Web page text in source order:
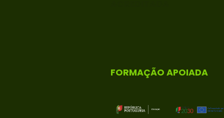
FORMAÇÃO APOIADA